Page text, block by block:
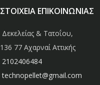
ΣΤΟΙΧΕΙΑ ΕΠΙΚΟΙΝΩΝΙΑΣ
Δεκελείας & Τατοΐου,
136 77 Αχαρναί Αττικής
2102406484
technopellet@gmail.com